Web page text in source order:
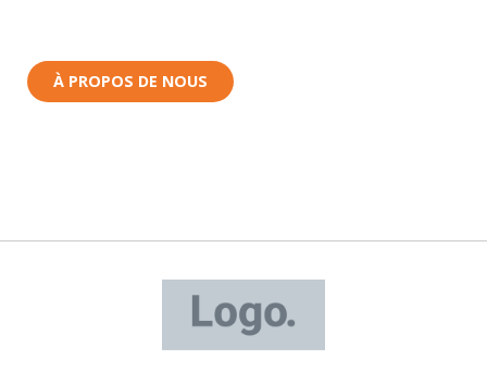
À PROPOS DE NOUS